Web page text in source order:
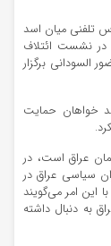
تلفنی میان اسد
نشست ائتلاف
السودانی برگزار
خواهان حمایت
عراق است، در
سیاسی عراق در
این امر می‌گویند
به دنبال داشته